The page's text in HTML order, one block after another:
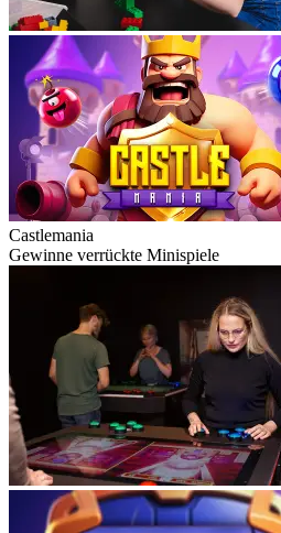
Castlemania
Gewinne verrückte Minispiele